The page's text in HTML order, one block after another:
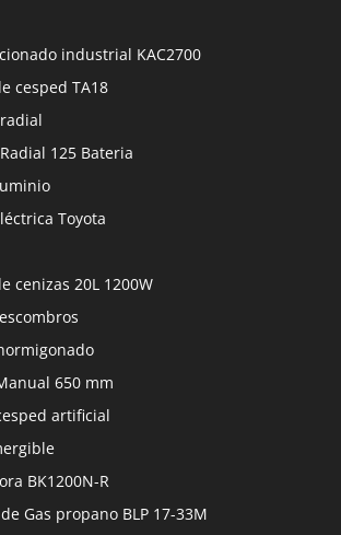
industrial KAC2700
cesped TA18
125 Bateria
Toyota
cenizas 20L 1200W
650 mm
artificial
BK1200N-R
Gas propano BLP 17-33M